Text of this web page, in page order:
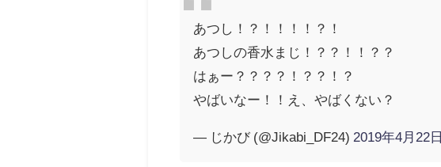
あつし！？！！！！？！
あつしの香水まじ！？？！！？？
はぁー？？？？！？？！？
やばいなー！！え、やばくない？
— じかび (@Jikabi_DF24) 2019年4月22日